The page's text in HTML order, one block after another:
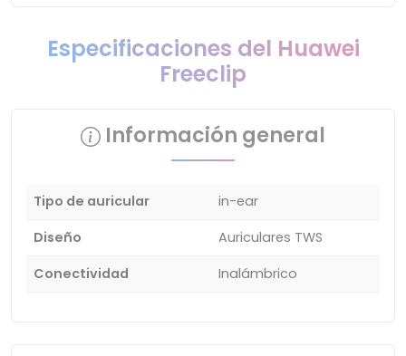
Especificaciones del Huawei
Freeclip
Información general
Tipo de auricular
in-ear
Diseño
Auriculares TWS
Conectividad
Inalámbrico